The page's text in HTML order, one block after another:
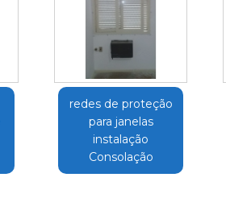
redes de proteção
para janelas
instalação
Consolação